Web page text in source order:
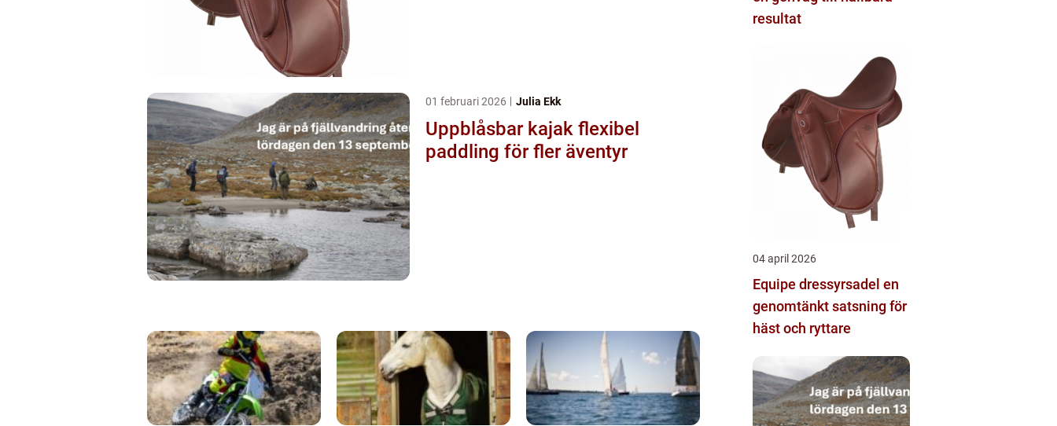
01 februari 2026 Julia Ekk
Uppblåsbar kajak flexibel
paddling för fler äventyr
resultat
04 april 2026
Equipe dressyrsadel en
genomtänkt satsning för
häst och ryttare